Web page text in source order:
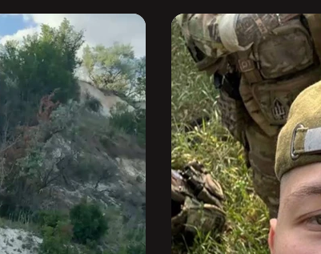
систем 3-ї окремої штурмової бригади.
та Донецькому напрямках.
апаратів. Працював із БПЛА типу «Mavic»:
відділення та старшого позиції.
на яку завжди можна було покластися і якій
на Луганщині під час виконання бойового
Усього за два тижні мало виповнитися 20.